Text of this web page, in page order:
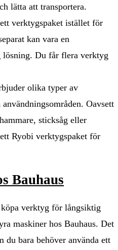
lätta att transportera.
verktygspaket istället för
kan vara en
Du får flera verktyg
olika typer av
Oavsett
sticksåg eller
Ryobi verktygspaket för
Bauhaus
verktyg för långsiktig
maskiner hos Bauhaus. Det
du bara behöver använda ett